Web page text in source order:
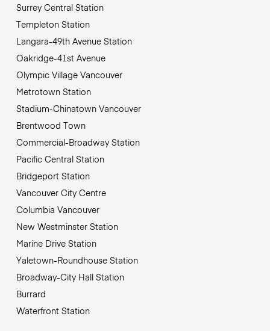
Surrey Central Station
Templeton Station
Langara-49th Avenue Station
Oakridge-41st Avenue
Olympic Village Vancouver
Metrotown Station
Stadium-Chinatown Vancouver
Brentwood Town
Commercial-Broadway Station
Pacific Central Station
Bridgeport Station
Vancouver City Centre
Columbia Vancouver
New Westminster Station
Marine Drive Station
Yaletown-Roundhouse Station
Broadway-City Hall Station
Burrard
Waterfront Station